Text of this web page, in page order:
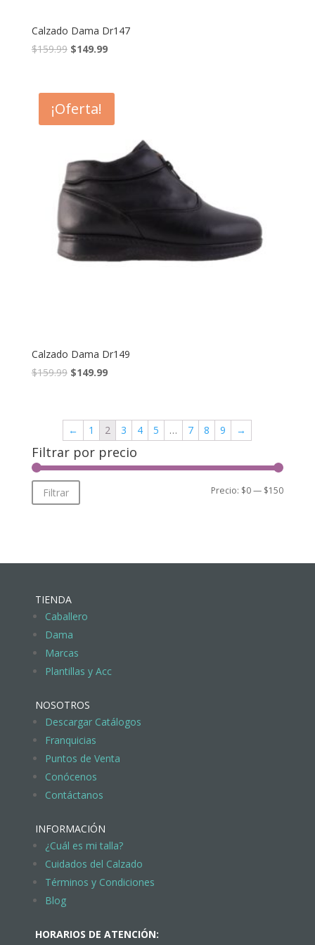
Calzado Dama Dr147
$159.99 $149.99
¡Oferta!
Calzado Dama Dr149
$159.99 $149.99
← 1 2 3 4 5 … 7 8 9 →
Filtrar por precio
Filtrar Precio: $0— $150
TIENDA
Caballero
Dama
Marcas
Plantillas y Acc
NOSOTROS
Descargar Catálogos
Franquicias
Puntos de Venta
Conócenos
Contáctanos
INFORMACIÓN
¿Cuál es mi talla?
Cuidados del Calzado
Términos y Condiciones
Blog
HORARIOS DE ATENCIÓN: